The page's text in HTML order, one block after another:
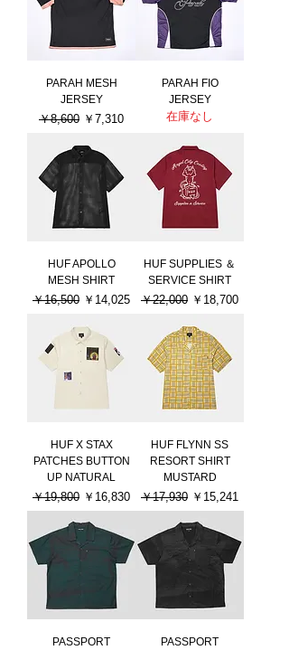
PARAH MESH
JERSEY
通常価格
￥8,600 セール価格
￥7,310
PARAH FIO
JERSEY
在庫なし
HUF APOLLO
MESH SHIRT
通常価格
￥16,500 セール価格
￥14,025
HUF SUPPLIES ＆
SERVICE SHIRT
通常価格
￥22,000 セール価格
￥18,700
HUF X STAX
PATCHES BUTTON
UP NATURAL
通常価格
￥19,800 セール価格
￥16,830
HUF FLYNN SS
RESORT SHIRT
MUSTARD
通常価格
￥17,930 セール価格
￥15,241
PASSPORT
PASSPORT